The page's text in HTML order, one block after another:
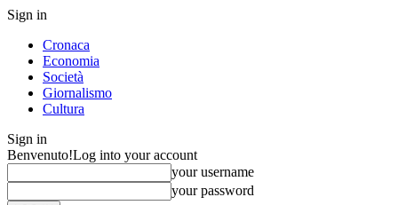
Sign in
Cronaca
Economia
Società
Giornalismo
Cultura
Sign in
Benvenuto!Log into your account
your username
your password